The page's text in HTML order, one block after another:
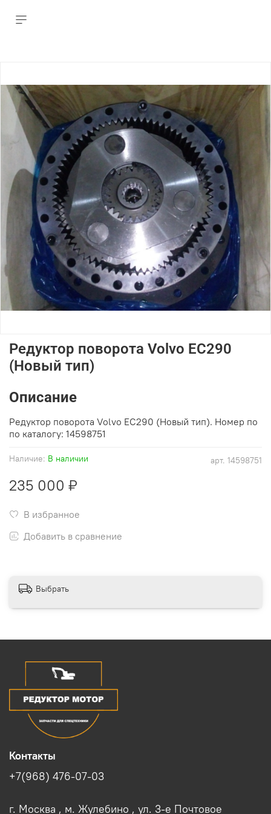
арт. 14598751
Наличие: В наличии
Редуктор поворота Volvo EC290
(Новый тип)
235 000 ₽
В избранное
Добавить в сравнение
Описание
Редуктор поворота Volvo EC290 (Новый тип). Номер по
по каталогу: 14598751
Выбрать
Контакты
+7(968) 476-07-03
г. Москва , м. Жулебино , ул. 3-е Почтовое